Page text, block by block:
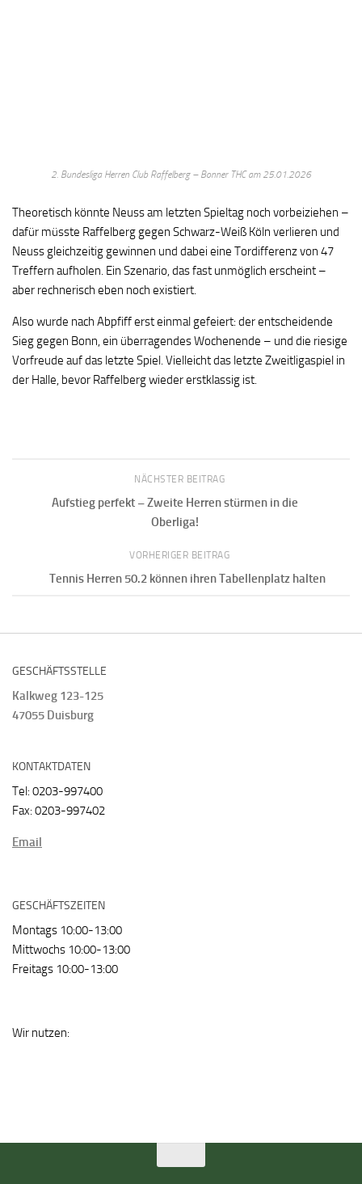
2. Bundesliga Herren Club Raffelberg – Bonner THC am 25.01.2026
Theoretisch könnte Neuss am letzten Spieltag noch vorbeiziehen –
dafür müsste Raffelberg gegen Schwarz-Weiß Köln verlieren und
Neuss gleichzeitig gewinnen und dabei eine Tordifferenz von 47
Treffern aufholen. Ein Szenario, das fast unmöglich erscheint –
aber rechnerisch eben noch existiert.
Also wurde nach Abpfiff erst einmal gefeiert: der entscheidende
Sieg gegen Bonn, ein überragendes Wochenende – und die riesige
Vorfreude auf das letzte Spiel. Vielleicht das letzte Zweitligaspiel in
der Halle, bevor Raffelberg wieder erstklassig ist.
NÄCHSTER BEITRAG
Aufstieg perfekt – Zweite Herren stürmen in die
Oberliga!
VORHERIGER BEITRAG
Tennis Herren 50.2 können ihren Tabellenplatz halten
GESCHÄFTSSTELLE
Kalkweg 123-125
47055 Duisburg
KONTAKTDATEN
Tel: 0203-997400
Fax: 0203-997402
Email
GESCHÄFTSZEITEN
Montags 10:00-13:00
Mittwochs 10:00-13:00
Freitags 10:00-13:00
Wir nutzen: